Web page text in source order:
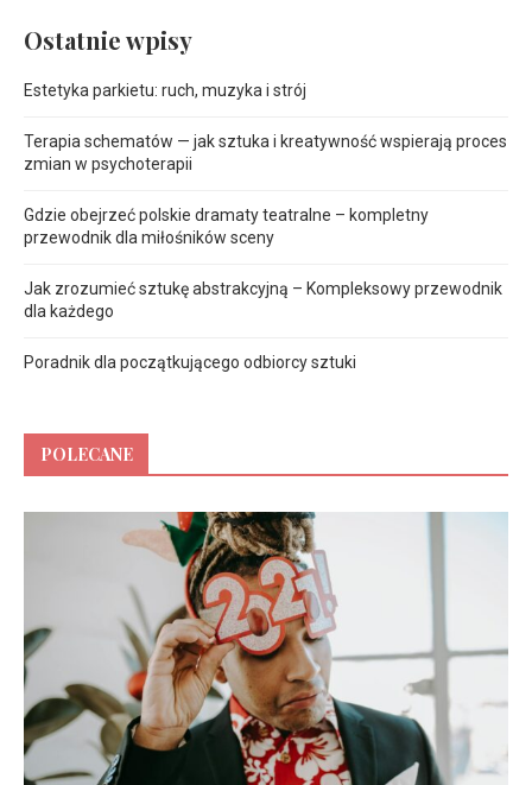
Ostatnie wpisy
Estetyka parkietu: ruch, muzyka i strój
Terapia schematów — jak sztuka i kreatywność wspierają proces
zmian w psychoterapii
Gdzie obejrzeć polskie dramaty teatralne – kompletny
przewodnik dla miłośników sceny
Jak zrozumieć sztukę abstrakcyjną – Kompleksowy przewodnik
dla każdego
Poradnik dla początkującego odbiorcy sztuki
POLECANE